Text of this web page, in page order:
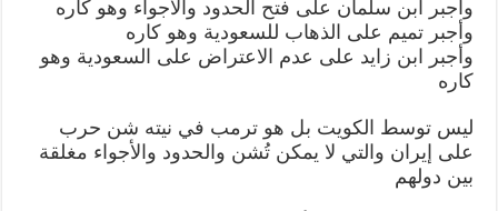
وأجبر ابن سلمان على فتح الحدود والأجواء وهو كاره
وأجبر تميم على الذهاب للسعودية وهو كاره
وأجبر ابن زايد على عدم الاعتراض على السعودية وهو
كاره
ليس توسط الكويت بل هو ترمب في نيته شن حرب
على إيران والتي لا يمكن تُشن والحدود والأجواء مغلقة
بين دولهم